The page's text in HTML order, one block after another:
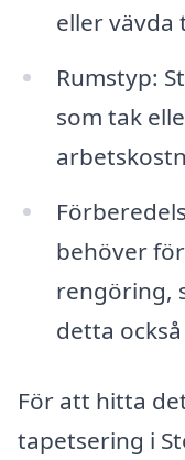
eller vävda
Rumstyp:
som tak
behöver
rengöring,
detta
För att hitta
tapetsering i